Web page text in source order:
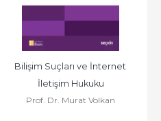
Bilişim Suçları ve İnternet
İletişim Hukuku
Prof. Dr. Murat Volkan